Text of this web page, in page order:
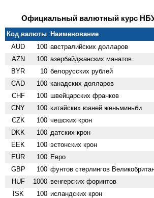
Официальный валютный курс НБУ
Код валюты Наименование
AUD
100 австралийских долларов
AZN 100 азербайджанских манатов
BYR 10 белорусских рублей
CAD 100 канадских долларов
CHF 100 швейцарских франков
CNY 100 китайских юаней женьминьби
CZK 100 чешских крон
DKK 100 датских крон
EEK 100 эстонских крон
EUR 100 Евро
GBP 100 фунтов стерлингов
HUF 1000 венгерских форинтов
ISK 100 исландских крон